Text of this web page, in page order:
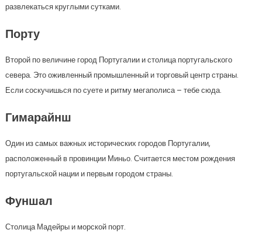
развлекаться круглыми сутками.
Порту
Второй по величине город Португалии и столица португальского
севера. Это оживленный промышленный и торговый центр страны.
Если соскучишься по суете и ритму мегаполиса – тебе сюда.
Гимарайнш
Один из самых важных исторических городов Португалии,
расположенный в провинции Миньо. Считается местом рождения
португальской нации и первым городом страны.
Фуншал
Столица Мадейры и морской порт.